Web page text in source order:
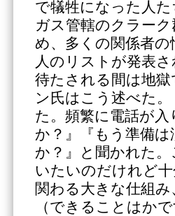
で犠牲になった人
ガス管轄のクラー
め、多くの関係者
人のリストが発表
待たされる間は地
ン氏はこう述べた
た。頻繁に電話が
か？』『もう準備
か？』と聞かれた
いたいのだけれど
関わる大きな仕組
（できることはかで